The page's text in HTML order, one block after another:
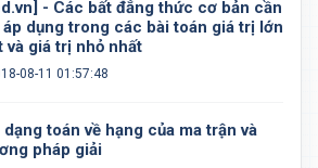
- Các bất đẳng thức cơ bản cần
áp dụng trong các bài toán giá trị lớn
và giá trị nhỏ nhất
08-11 01:57:48
dạng toán về hạng của ma trận và
pháp giải